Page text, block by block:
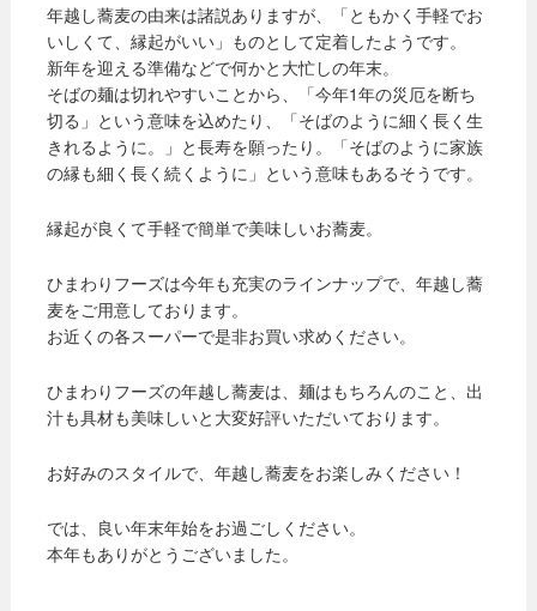
年越し蕎麦の由来は諸説ありますが、「ともかく手軽でお
いしくて、縁起がいい」ものとして定着したようです。
新年を迎える準備などで何かと大忙しの年末。
そばの麺は切れやすいことから、「今年1年の災厄を断ち
切る」という意味を込めたり、「そばのように細く長く生
きれるように。」と長寿を願ったり。「そばのように家族
の縁も細く長く続くように」という意味もあるそうです。
縁起が良くて手軽で簡単で美味しいお蕎麦。
ひまわりフーズは今年も充実のラインナップで、年越し蕎
麦をご用意しております。
お近くの各スーパーで是非お買い求めください。
ひまわりフーズの年越し蕎麦は、麺はもちろんのこと、出
汁も具材も美味しいと大変好評いただいております。
お好みのスタイルで、年越し蕎麦をお楽しみください！
では、良い年末年始をお過ごしください。
本年もありがとうございました。